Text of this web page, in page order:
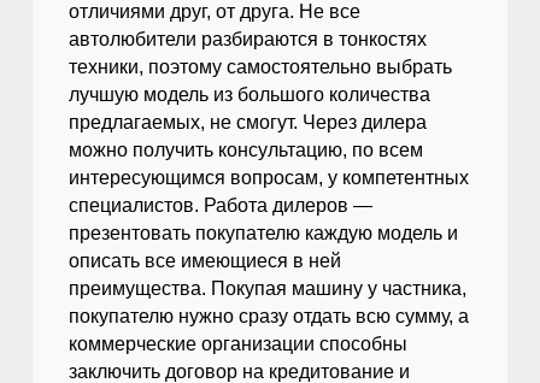
отличиями друг, от друга. Не все
автолюбители разбираются в тонкостях
техники, поэтому самостоятельно выбрать
лучшую модель из большого количества
предлагаемых, не смогут. Через дилера
можно получить консультацию, по всем
интересующимся вопросам, у компетентных
специалистов. Работа дилеров —
презентовать покупателю каждую модель и
описать все имеющиеся в ней
преимущества. Покупая машину у частника,
покупателю нужно сразу отдать всю сумму, а
коммерческие организации способны
заключить договор на кредитование и